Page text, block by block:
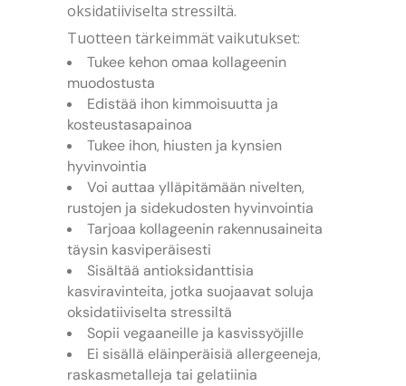
oksidatiiviselta stressiltä.
Tuotteen tärkeimmät vaikutukset:
Tukee kehon omaa kollageenin
muodostusta
Edistää ihon kimmoisuutta ja
kosteustasapainoa
Tukee ihon, hiusten ja kynsien
hyvinvointia
Voi auttaa ylläpitämään nivelten,
rustojen ja sidekudosten hyvinvointia
Tarjoaa kollageenin rakennusaineita
täysin kasviperäisesti
Sisältää antioksidanttisia
kasviravinteita, jotka suojaavat soluja
oksidatiiviselta stressiltä
Sopii vegaaneille ja kasvissyöjille
Ei sisällä eläinperäisiä allergeeneja,
raskasmetalleja tai gelatiinia